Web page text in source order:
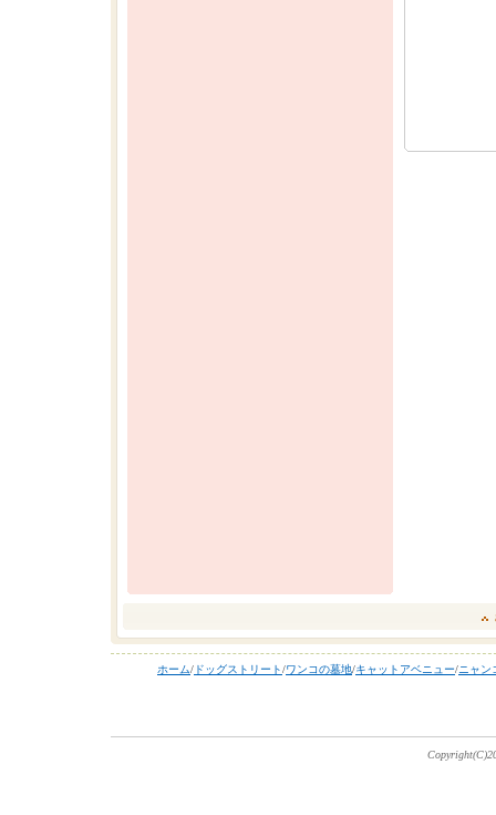
ホーム/ ドッグストリート/ワンコの墓地/キャットアベニュー/ニャン